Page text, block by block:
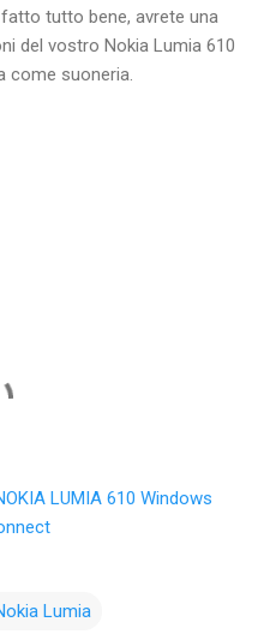
tutto bene, avrete una
del vostro Nokia Lumia 610
come suoneria.
LUMIA 610 Windows
Lumia